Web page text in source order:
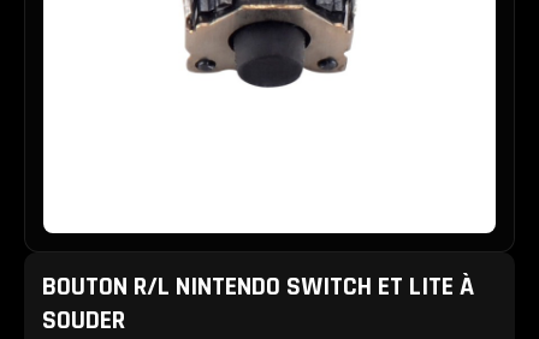
BOUTON R/L NINTENDO SWITCH ET LITE À
SOUDER